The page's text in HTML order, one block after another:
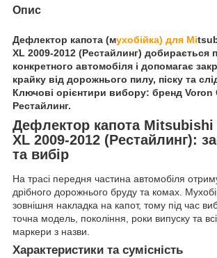
Опис
Дефлектор капота (мухобійка) для Mi
XL 2009-2012 (Рестайлинг) добирається
конкретного автомобіля і допомагає
крайку від дорожнього пилу, піску та
Ключові орієнтири вибору: бренд Voron
Рестайлинг.
Дефлектор капота
XL 2009-2012 (Рестайлинг):
та вибір
На трасі передня частина автомобіля
дрібного дорожнього бруду та комах.
зовнішня накладка на капот, тому під час
точна модель, покоління, роки випуску та
маркери з назви.
Характеристики та сумісність